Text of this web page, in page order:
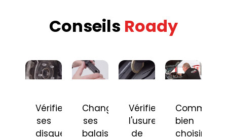
Conseils Roady
Vérifier
ses
disques
Changer
ses
balais
Vérifier
l'usure
de
Comment
bien
choisir